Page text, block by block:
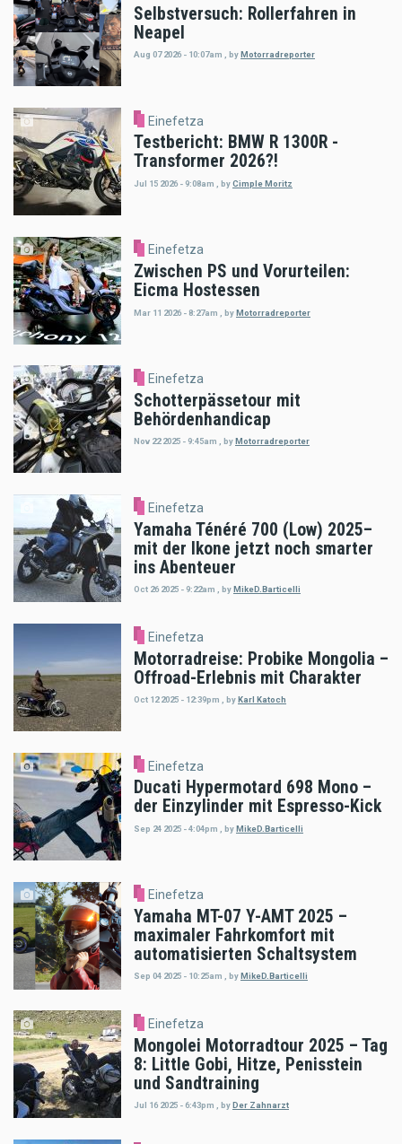
Selbstversuch: Rollerfahren in
Neapel
Aug 07 2026 - 10:07am byMotorradreporter
Einefetza
Testbericht: BMW R 1300R -
Transformer 2026?!
Jul 15 2026 - 9:08am byCimple Moritz
Einefetza
Zwischen PS und Vorurteilen:
Eicma Hostessen
Mar 11 2026 - 8:27am byMotorradreporter
Einefetza
Schotterpässetour mit
Behördenhandicap
Nov 22 2025 - 9:45am , byMotorradreporter
Einefetza
Yamaha Ténéré 700 (Low) 2025–
mit der Ikone jetzt noch smarter
ins Abenteuer
Oct 26 2025 - 9:22am byMikeD.Barticelli
Einefetza
Motorradreise: Probike Mongolia –
Offroad-Erlebnis mit Charakter
Oct 12 2025 - 12:39pm byKarl Katoch
Einefetza
Ducati Hypermotard 698 Mono –
der Einzylinder mit Espresso-Kick
Sep 24 2025 - 4:04pm byMikeD.Barticelli
Einefetza
Yamaha MT-07 Y-AMT 2025 –
maximaler Fahrkomfort mit
automatisierten Schaltsystem
Sep 04 2025 - 10:25am , by MikeD.Barticelli
Einefetza
Mongolei Motorradtour 2025 – Tag
8: Little Gobi, Hitze, Penisstein
und Sandtraining
Jul 16 2025 - 6:43pm , byDer Zahnarzt